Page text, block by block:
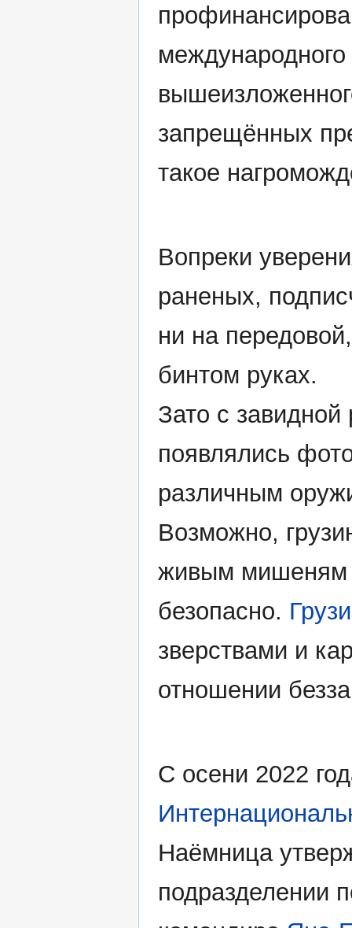
запрещённых
такое
Вопреки
раненых,
ни на
бинтом руках.
Зато с завидной
появлялись
различным
Возможно,
живым мишеням
безопасно.
зверствами и
отношении
С осени 2022
Наёмница
подразделении